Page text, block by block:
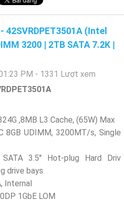
42SVRDPET3501A (Intel
3200 | 2TB SATA 7.2K |
PM - 1331 Lượt xem
,8MB L3 Cache, (65W) Max
8GB UDIMM, 3200MT/s, Single
3.5'' Hot-plug Hard Driv
drive bays
Internal
1GbE LOM